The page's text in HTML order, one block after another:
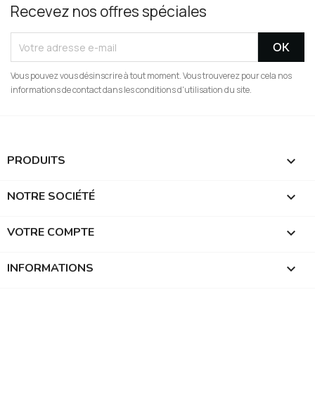
Recevez nos offres spéciales
Vous pouvez vous désinscrire à tout moment. Vous trouverez pour cela nos
informations de contact dans les conditions d'utilisation du site.
PRODUITS 
NOTRE SOCIÉTÉ 
VOTRE COMPTE 
INFORMATIONS keyboard_arrow_down